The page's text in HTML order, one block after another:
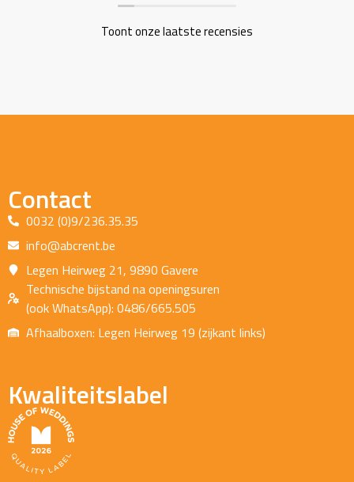
Toont onze laatste recensies
Contact
0032 (0)9/236.35.35
info@abcrent.be
Legen Heirweg 21, 9890 Gavere
Technische bijstand na openingsuren
(ook WhatsApp): 0486/665.505
Afhaalboxen: Legen Heirweg 19 (zijkant links)
Kwaliteitslabel